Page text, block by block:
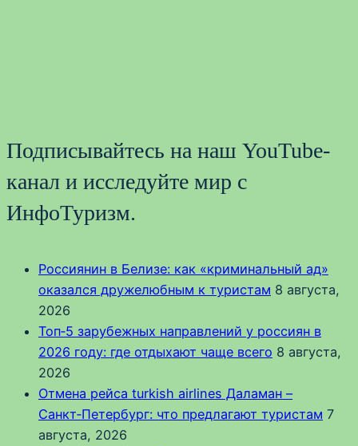
Подписывайтесь на наш YouTube-
канал и исследуйте мир с
ИнфоТуризм.
Россиянин в Белизе: как «криминальный ад»
оказался дружелюбным к туристам 8 августа,
2026
Топ‑5 зарубежных направлений у россиян в
2026 году: где отдыхают чаще всего 8 августа,
2026
Отмена рейса turkish airlines Даламан –
Санкт‑Петербург: что предлагают туристам 7
августа, 2026